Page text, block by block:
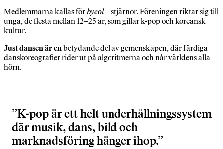
Medlemmarna kallas förbyeol– stjärnor. Föreningen riktar sig till
unga, de flesta mellan 12–25 år, som gillar k-pop och koreansk
kultur.
Just dansen är enbetydande del av gemenskapen, där färdiga
danskoreografier rider ut på algoritmerna och når världens alla
hörn.
K-pop är ett helt underhållningssystem
där musik, dans, bild och
marknadsföring hänger ihop.